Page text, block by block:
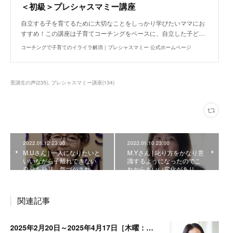
＜初級＞プレシャスマミー講座
自立する子を育てるために大切なことをしっかり学びたいママにお
すすめ！この講座は子育てコーチングをベースに、自立した子ど…
コーチングで子育てのイライラ解消｜プレシャスマミー 公式ホームページ
受講生の声(235) プレシャスマミー講座(134)
2022.01.12 23:00
M.Uさん | 一人になりたいと
いいながら子離れできない
自分を発見、気づかされ…
2022.01.10 23:00
M.Yさん | 叱り方をかなり意
識するようになったのでこ
れからもいい変化があり…
関連記事
2025年2月20日～2025年4月17日［木曜：オンライン］小林愛・＜初級＞プレシャスマミー講座名